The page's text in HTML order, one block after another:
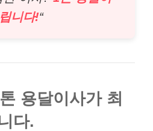
니다!“
용달이사가 최
다.